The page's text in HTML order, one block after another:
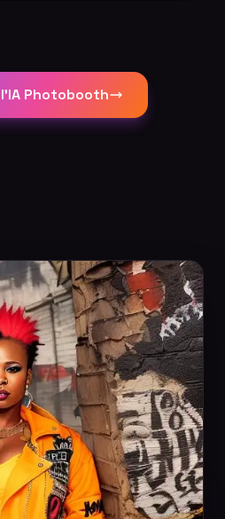
Photobooth